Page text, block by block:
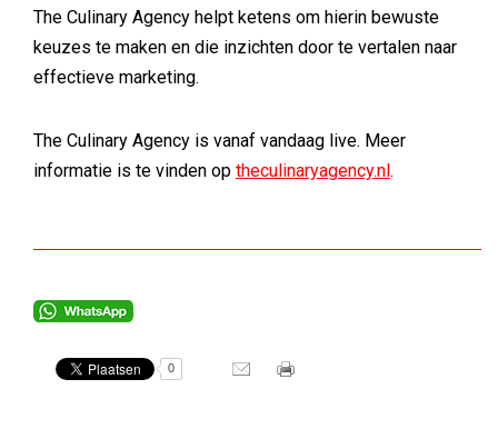
The Culinary Agency helpt ketens om hierin bewuste
keuzes te maken en die inzichten door te vertalen naar
effectieve marketing.
The Culinary Agency is vanaf vandaag live. Meer
informatie is te vinden op theculinaryagency.nl.
0